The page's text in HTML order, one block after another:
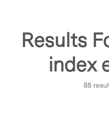
Results
index
88